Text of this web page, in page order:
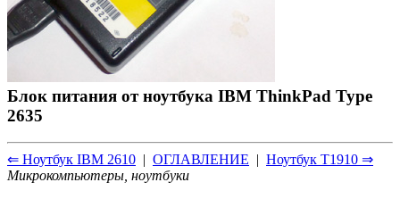
Блок питания от ноутбука IBM ThinkPad Type
2635
⇐ Ноутбук IBM 2610 | ОГЛАВЛЕНИЕ | Ноутбук T1910 ⇒
Микрокомпьютеры, ноутбуки